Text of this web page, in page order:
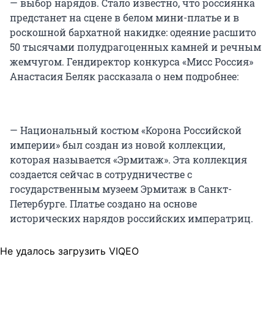
— выбор нарядов. Стало известно, что россиянка
предстанет на сцене в белом мини-платье и в
роскошной бархатной накидке: одеяние расшито
50 тысячами полудрагоценных камней и речным
жемчугом. Гендиректор конкурса «Мисс Россия»
Анастасия Беляк рассказала о нем подробнее:
— Национальный костюм «Корона Российской
империи» был создан из новой коллекции,
которая называется «Эрмитаж». Эта коллекция
создается сейчас в сотрудничестве с
государственным музеем Эрмитаж в Санкт-
Петербурге. Платье создано на основе
исторических нарядов российских императриц.
Не удалось загрузить VIQEO